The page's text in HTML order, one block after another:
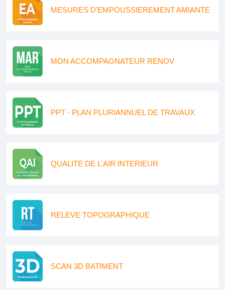
MESURES D'EMPOUSSIEREMENT AMIANTE
MON ACCOMPAGNATEUR RENOV
PPT - PLAN PLURIANNUEL DE TRAVAUX
QUALITE DE L'AIR INTERIEUR
RELEVE TOPOGRAPHIQUE
SCAN 3D BATIMENT